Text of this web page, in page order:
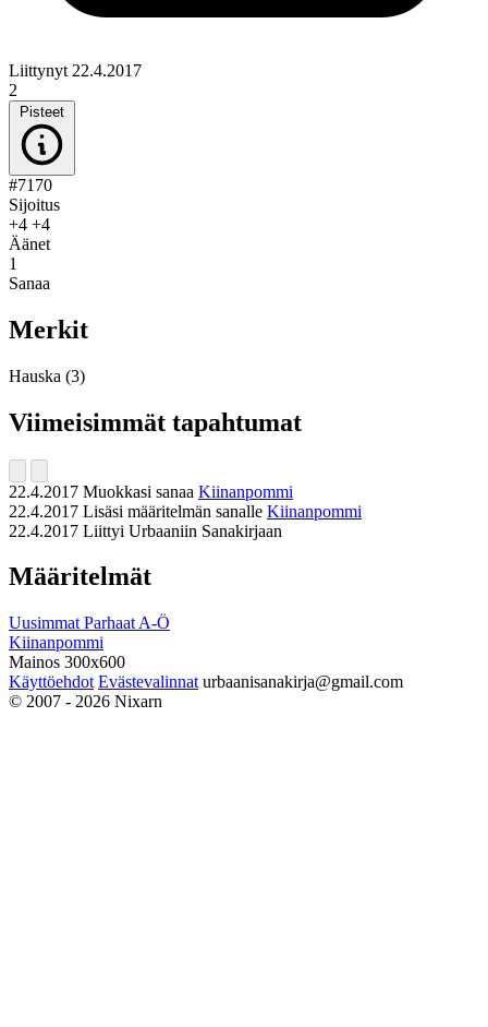
Liittynyt 22.4.2017
2
Pisteet
#7170
Sijoitus
+4 +4
Äänet
1
Sanaa
Merkit
Hauska (3)
Viimeisimmät tapahtumat
22.4.2017 Muokkasi sanaa Kiinanpommi
22.4.2017 Lisäsi määritelmän sanalle Kiinanpommi
22.4.2017 Liittyi Urbaaniin Sanakirjaan
Määritelmät
Uusimmat Parhaat A-Ö
Kiinanpommi
Mainos 300x600
Käyttöehdot Evästevalinnat urbaanisanakirja@gmail.com
© 2007 - 2026 Nixarn